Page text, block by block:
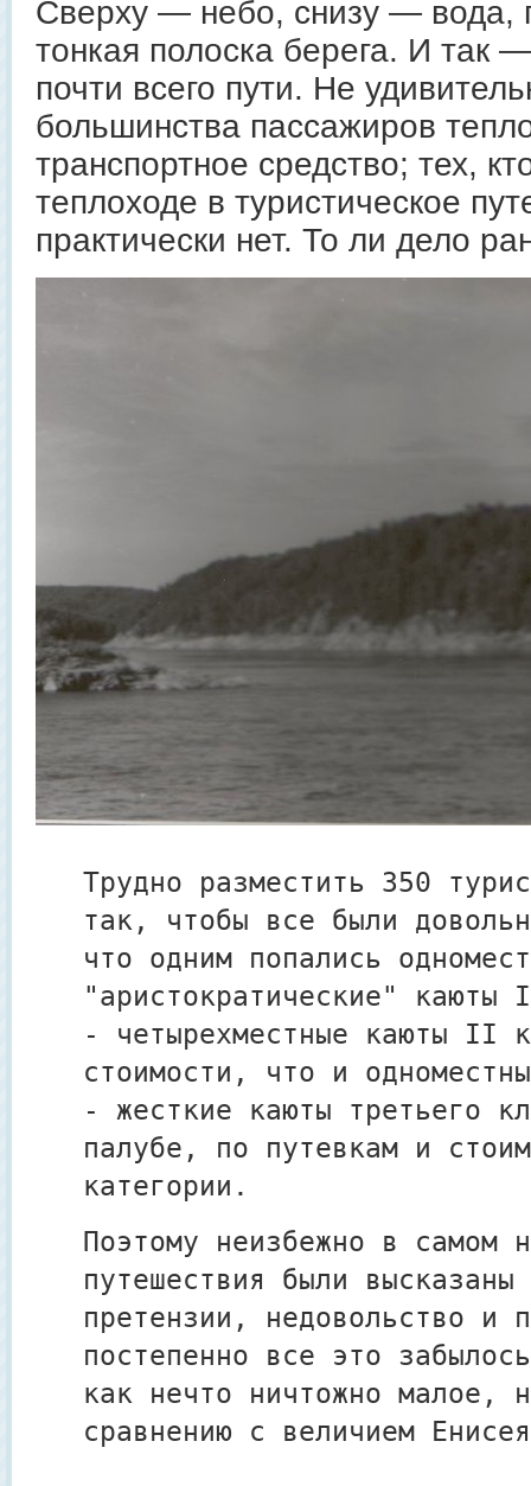
Сверху — небо, снизу — вода,
тонкая полоска берега. И так
почти всего пути. Не
большинства пассажиров
транспортное средство; тех,
теплоходе в туристическое
практически нет. То ли дело
Трудно разместить 350
так, чтобы все были
что одним попались
"аристократические" каюты
- четырехместные каюты II
стоимости, что и
- жесткие каюты третьего
палубе, по путевкам и
категории.
Поэтому неизбежно в самом
путешествия были высказаны
претензии, недовольство и
постепенно все это
как нечто ничтожно малое,
сравнению с величием